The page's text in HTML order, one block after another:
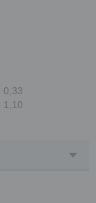
0,33
1,10